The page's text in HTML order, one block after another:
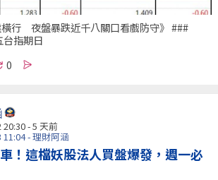
橫行 夜盤暴跌近千八關口看戲防守》 ###
指期日
0
- 5 天前
- 理財阿涵
！這檔妖股法人買盤爆發，週一必